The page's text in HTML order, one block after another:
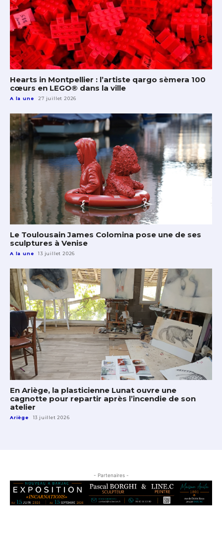
Hearts in Montpellier : l’artiste qargo sèmera 100
cœurs en LEGO® dans la ville
A la une 27 juillet 2026
Le Toulousain James Colomina pose une de ses
sculptures à Venise
A la une 13 juillet 2026
En Ariège, la plasticienne Lunat ouvre une
cagnotte pour repartir après l’incendie de son
atelier
Ariège 13 juillet 2026
- Partenaires -